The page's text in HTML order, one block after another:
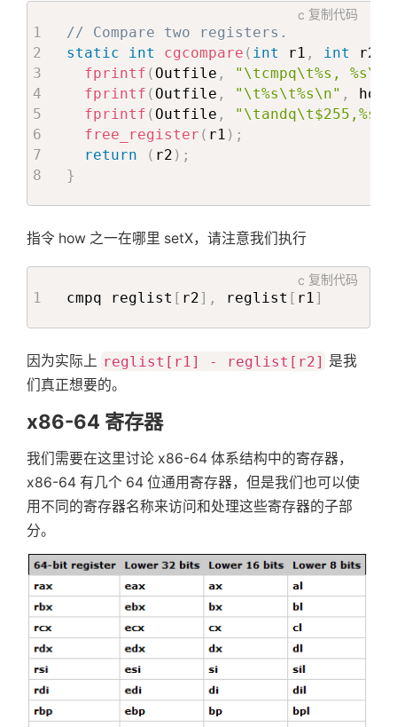
标
签
关
于
搜
索
c 复制代码
// Compare two registers.
static
int cgcompare ( int r1 , int r2
fprintf ( Outfile , "\tcmpq\t%s, %s\n"
fprintf ( Outfile , "\t%s\t%s\n" , how
fprintf ( Outfile ,
free_register ( r1 ) ;
return
( r2 ) ;
}
指令 how 之一在哪里 setX，请注意我们执行
c 复制代码
cmpq reglist [ r2] , reglist [ r1 ]
因为实际上 reglist[r1] - reglist[r2] 是我
们真正想要的。
x86-64 寄存器
我们需要在这里讨论 x86-64 体系结构中的寄存器，
x86-64 有几个 64 位通用寄存器，但是我们也可以使
用不同的寄存器名称来访问和处理这些寄存器的子部
分。